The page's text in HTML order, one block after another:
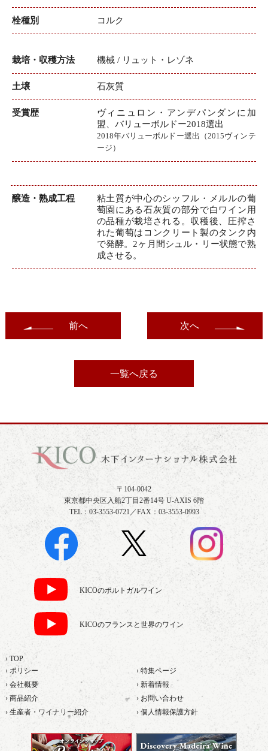
栓種別 コルク
栽培・収穫方法 機械 / リュット・レゾネ
土壌 石灰質
受賞歴
ヴィニュロン・アンデパンダンに加
盟、バリューボルドー2018選出
2018年バリューボルドー選出（2015ヴィンテ
ージ）
醸造・熟成工程
粘土質が中心のシッフル・メルルの葡
萄園にある石灰質の部分で白ワイン用
の品種が栽培される。収穫後、圧搾さ
れた葡萄はコンクリート製のタンク内
で発酵。2ヶ月間シュル・リー状態で熟
成させる。
前へ
一覧へ戻る
次へ
〒104-0042
東京都中央区入船2丁目2番14号 U-AXIS 6階
TEL：03-3553-0721／FAX：03-3553-0993
KICOのポルトガルワイン
KICOのフランスと世界のワイン
› TOP
› ポリシー
› 特集ページ
› 会社概要
› 新着情報
› 商品紹介
› お問い合わせ
› 生産者・ワイナリー紹介
› 個人情報保護方針